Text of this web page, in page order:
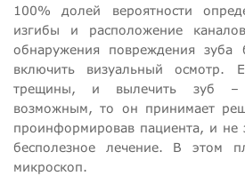
100% долей вероятности
изгибы и расположение
обнаружения повреждения зуба
включить визуальный осмотр.
трещины, и вылечить зуб –
возможным, то он принимает
проинформировав пациента, и не
бесполезное лечение. В этом
микроскоп.